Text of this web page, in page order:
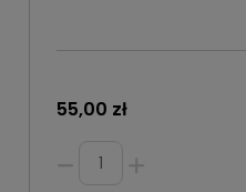
55,00 zł